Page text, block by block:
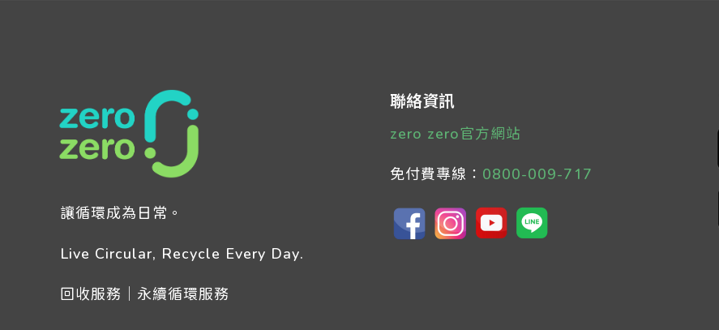
讓循環成為日常。
Live Circular, Recycle Every Day.
回收服務｜永續循環服務
聯絡資訊
zero zero官方網站
免付費專線： 0800-009-717